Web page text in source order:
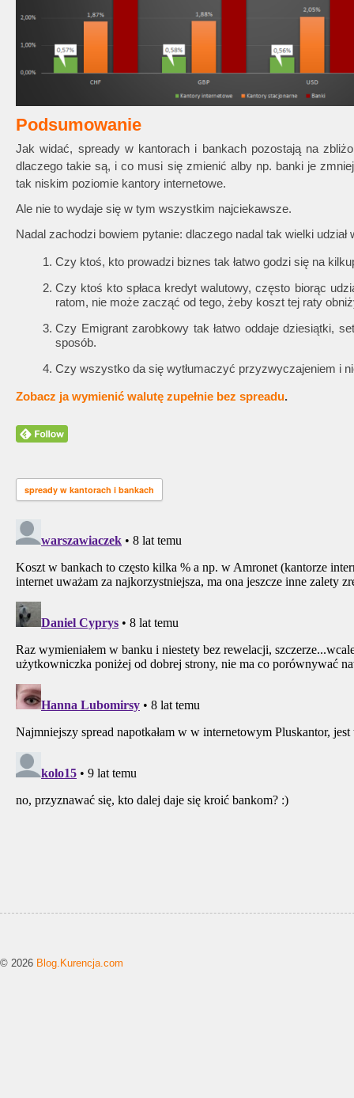
Podsumowanie
Jak widać, spready w kantorach i bankach pozostają na
dlaczego takie są, i co musi się zmienić alby np. banki je
tak niskim poziomie kantory internetowe.
Ale nie to wydaje się w tym wszystkim najciekawsze.
Nadal zachodzi bowiem pytanie: dlaczego nadal tak wielki
Czy ktoś, kto prowadzi biznes tak łatwo godzi się na
Czy ktoś kto spłaca kredyt walutowy, często biorąc
ratom, nie może zacząć od tego, żeby koszt tej raty
Czy Emigrant zarobkowy tak łatwo oddaje dziesiątki,
sposób.
Czy wszystko da się wytłumaczyć przyzwyczajeniem i
Zobacz ja wymienić walutę zupełnie bez spreadu.
spready w kantorach i bankach
© 2026 Blog.Kurencja.com